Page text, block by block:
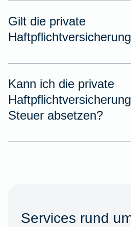
Gilt die private
Kann ich die private
Steuer absetzen?
Services rund